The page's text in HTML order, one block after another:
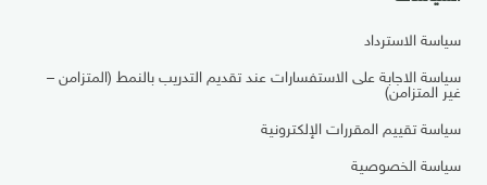
سياسة الاسترداد
سياسة الاجابة على الاستفسارات عند تقديم التدريب بالنمط (المتزامن –
غير المتزامن)
سياسة تقييم المقررات الإلكترونية
سياسة الخصوصية